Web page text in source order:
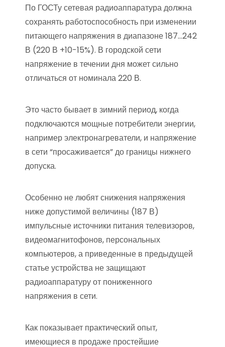
По ГОСТу сетевая радиоаппаратура должна
сохранять работоспособность при изменении
питающего напряжения в диапазоне 187…242
В (220 В +10-15%). В городской сети
напряжение в течении дня может сильно
отличаться от номинала 220 В.
Это часто бывает в зимний период, когда
подключаются мощные потребители энергии,
например электронагреватели, и напряжение
в сети “просаживается” до границы нижнего
допуска.
Особенно не любят снижения напряжения
ниже допустимой величины (187 В)
импульсные источники питания телевизоров,
видеомагнитофонов, персональных
компьютеров, а приведенные в предыдущей
статье устройства не защищают
радиоаппаратуру от пониженного
напряжения в сети.
Как показывает практический опыт,
имеющиеся в продаже простейшие